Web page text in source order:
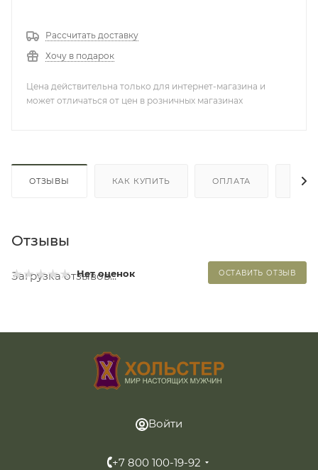
Рассчитать доставку
Хочу в подарок
Цена действительна только для интернет-магазина и
может отличаться от цен в розничных магазинах
ОТЗЫВЫ КАК КУПИТЬ ОПЛАТА
Отзывы
Нет оценок ОСТАВИТЬ ОТЗЫВ
Загрузка отзывов...
Войти
+7 800 100-19-92